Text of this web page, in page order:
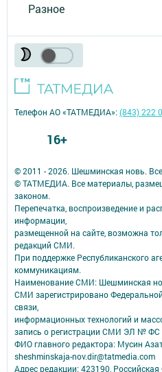
Разное
© 2011 - 2026. Шешминская новь.
© ТАТМЕДИА. Все материалы,
законом.
Перепечатка, воспроизведение и
информации,
размещенной на сайте, возможна
редакций СМИ.
При поддержке Республиканского
коммуникациям.
Наименование СМИ: Шешминская
СМИ зарегистрировано
связи,
информационных технологий и
запись о регистрации СМИ ЭЛ № ФС
ФИО главного редактора: Мусин
sheshminskaja-nov.dir@tatmedia.com
Адрес редакции: 423190,
Телефон АО «ТАТМЕДИА»:(843) 222
16+